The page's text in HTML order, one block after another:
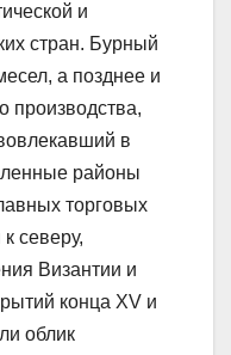
и
стран. Бурный
а позднее и
производства,
в
районы
торговых
северу,
Византии и
конца XV и
облик